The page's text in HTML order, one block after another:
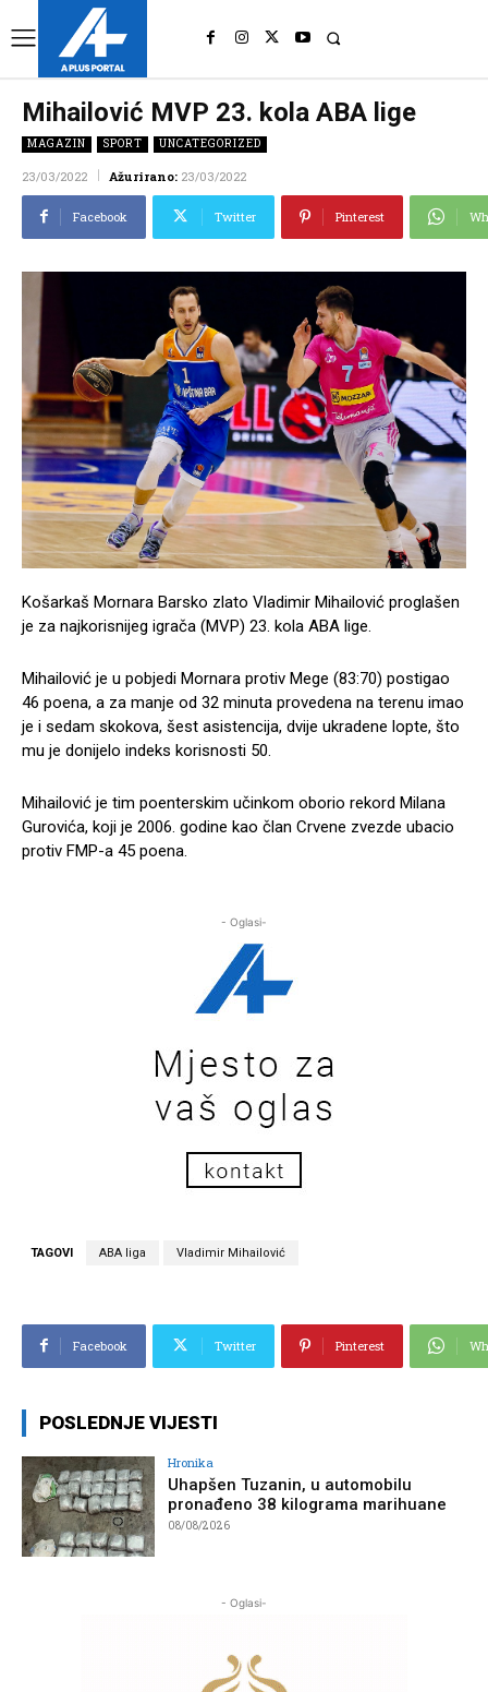
Mihailović MVP 23. kola ABA lige
MAGAZIN SPORT UNCATEGORIZED
23/03/2022 Ažurirano: 23/03/2022
Facebook Twitter Pinterest
Košarkaš Mornara Barsko zlato Vladimir Mihailović proglašen
je za najkorisnijeg igrača (MVP) 23. kola ABA lige.
Mihailović je u pobjedi Mornara protiv Mege (83:70) postigao
46 poena, a za manje od 32 minuta provedena na terenu imao
je i sedam skokova, šest asistencija, dvije ukradene lopte, što
mu je donijelo indeks korisnosti 50.
Mihailović je tim poenterskim učinkom oborio rekord Milana
Gurovića, koji je 2006. godine kao član Crvene zvezde ubacio
protiv FMP-a 45 poena.
- Oglasi-
TAGOVI ABA liga Vladimir Mihailović
Facebook Twitter Pinterest
POSLEDNJE VIJESTI
Hronika
Uhapšen Tuzanin, u automobilu
pronađeno 38 kilograma marihuane
08/08/2026
- Oglasi-